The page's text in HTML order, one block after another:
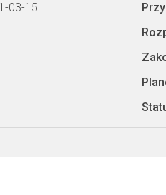
03-15